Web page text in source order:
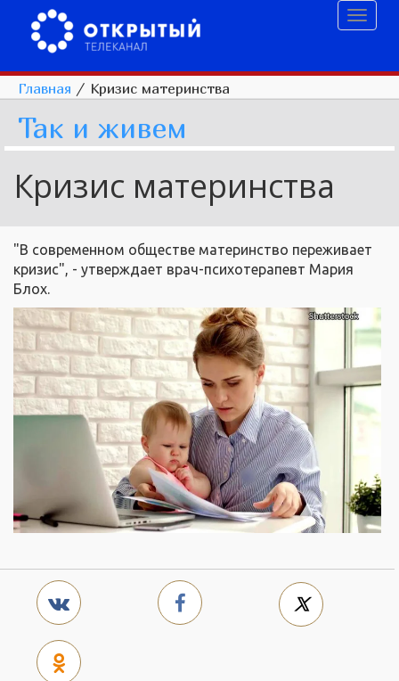
Главная / Кризис материнства
Так и живем
Кризис материнства
"В современном обществе материнство переживает
кризис", - утверждает врач-психотерапевт Мария
Блох.